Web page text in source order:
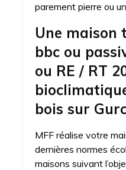
parement pierre ou
Une maison
bbc ou
ou RE / RT
bois sur
MFF réalise votre
dernières normes
maisons suivant